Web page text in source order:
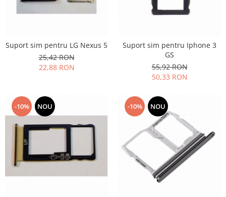
Nokia
Touchscreen Lenovo
Touchscreen Samsung
UTOK
Vodafone
Vonino
Wiko
ZTE
Suport sim pentru LG Nexus 5
25,42 RON
22,88 RON
Suport sim pentru Iphone 3
GS
55,92 RON
50,33 RON
-10% NOU -10% NOU